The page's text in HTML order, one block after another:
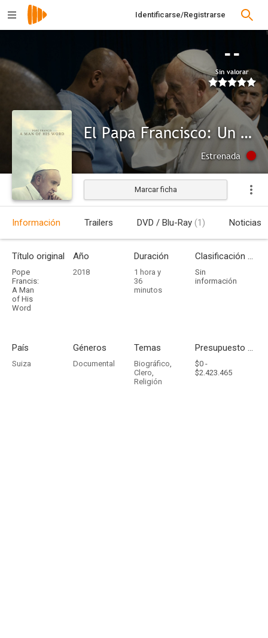
Identificarse/Registrarse
--
Sin valorar
El Papa Francisco: Un hombre de palabra
Estrenada
Marcar ficha
Información Trailers DVD / Blu-Ray (1) Noticias
Título original
Pope
Francis:
A Man
of His
Word
Año
2018
Duración
1 hora y
36
minutos
Clasificación por edades
Sin
información
País
Suiza
Géneros
Documental
Temas
Biográfico,
Clero,
Religión
Presupuesto - Ingresos
$0 -
$2.423.465